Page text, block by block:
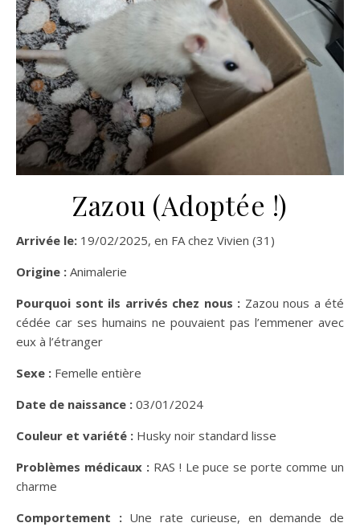
Zazou (Adoptée !)
Arrivée le: 19/02/2025, en FA chez Vivien (31)
Origine : Animalerie
Pourquoi sont ils arrivés chez nous : Zazou nous a été
cédée car ses humains ne pouvaient pas l’emmener avec
eux à l’étranger
Sexe : Femelle entière
Date de naissance : 03/01/2024
Couleur et variété : Husky noir standard lisse
Problèmes médicaux :RAS ! Le puce se porte comme un
charme
Comportement :Une rate curieuse, en demande de